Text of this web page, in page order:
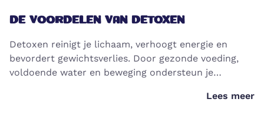
DE VOORDELEN VAN DETOXEN
Detoxen reinigt je lichaam, verhoogt energie en
bevordert gewichtsverlies. Door gezonde voeding,
voldoende water en beweging ondersteun je
Lees meer